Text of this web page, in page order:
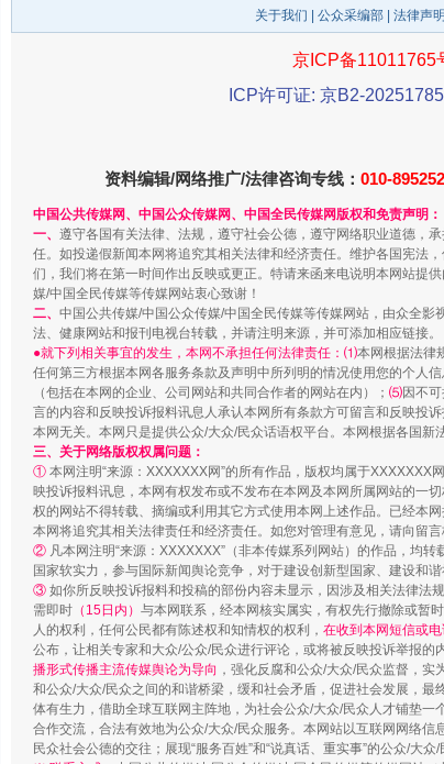
关于我们 公众采编部 法律声明
京ICP备11011765
ICP许可证: 京B2-20251785
资料编辑/网络推广/法律咨询专线： 010-
中国公共传媒网、中国公众传媒网、中国全民传媒网版权和免责声明：
一、 遵守各国有关法律、法规，遵守社会公德，遵守网络职业道德，
任。如投递假新闻本网将追究其相关法律和经济责任。维护各国宪法
们，我们将在第一时间作出反映或更正。特请来函来电说明本网站提
媒/中国全民传媒等传媒网站衷心致谢！
二、 中国公共传媒/中国公众传媒/中国全民传媒等传媒网站，由众全
法、健康网站和报刊电视台转载，并请注明来源，并可添加相应链接。
●就下列相关事宜的发生，本网不承担任何法律责任：⑴本网根据法律
任何第三方根据本网各服务条款及声明中所列明的情况使用您的个人
（包括在本网的企业、公司网站和共同合作者的网站在内）； ⑸因不
言的内容和反映投诉报料讯息人承认本网所有条款方可留言和反映投
本网无关。本网只是提供公众/大众/民众话语权平台。本网根据各国新
三、关于网络版权权属问题：
① 本网注明“来源：XXXXXXX网”的所有作品，版权均属于
映投诉报料讯息，本网有权发布或不发布在本网及本网所属网站的一
权的网站不得转载、摘编或利用其它方式使用本网上述作品。已经本
本网将追究其相关法律责任和经济责任。如您对管理有意见，请向留言
② 凡本网注明“来源：XXXXXXX”（非本传媒系列网站）的作品，均
国家软实力，参与国际新闻舆论竞争，对于建设创新型国家、建设和
③ 如你所反映投诉报料和投稿的部份内容未显示，因涉及相关法律法
需即时 （15日内） 与本网联系，经本网核实属实，有权先行撤除或暂
人的权利，任何公民都有陈述权和知情权的权利， 在收到本网短信或
公布，让相关专家和大众/公众/民众进行评论，或将被反映投诉举报
播形式传播主流传媒舆论为导向 ，强化反腐和公众/大众/民众监督，
和公众/大众/民众之间的和谐桥梁，缓和社会矛盾，促进社会发展，
体有生力，借助全球互联网主阵地，为社会公众/大众/民众人才铺垫
合作交流，合法有效地为公众/大众/民众服务。本网站以互联网网络
民众社会公德的交往；展现“服务百姓”和“说真话、重实事”的公众/大众/